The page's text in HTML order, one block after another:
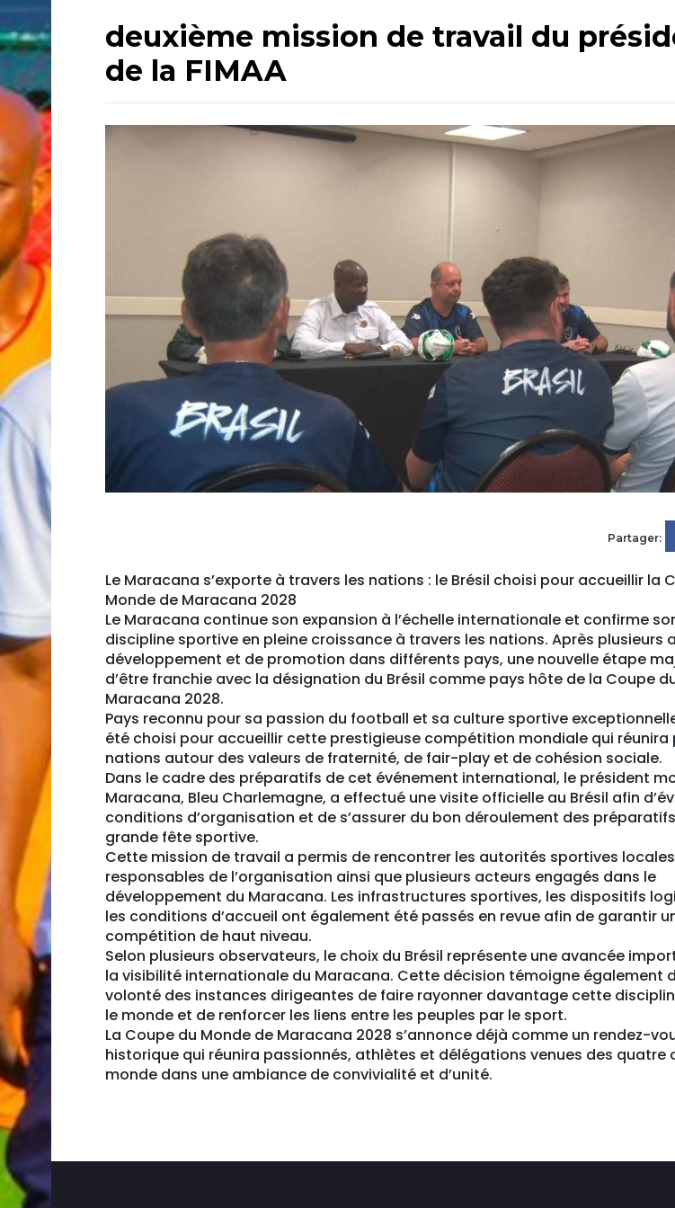
deuxième mission de travail du
de la FIMAA
Partager:
Le Maracana s’exporte à travers les nations : le Brésil choisi pour accueillir la
Monde de Maracana 2028
Le Maracana continue son expansion à l’échelle internationale et confirme
discipline sportive en pleine croissance à travers les nations. Après plusieurs
développement et de promotion dans différents pays, une nouvelle étape
d’être franchie avec la désignation du Brésil comme pays hôte de la Coupe
Maracana 2028.
Pays reconnu pour sa passion du football et sa culture sportive
été choisi pour accueillir cette prestigieuse compétition mondiale qui réunira
nations autour des valeurs de fraternité, de fair-play et de cohésion sociale.
Dans le cadre des préparatifs de cet événement international, le président
Maracana, Bleu Charlemagne, a effectué une visite officielle au Brésil afin
conditions d’organisation et de s’assurer du bon déroulement des
grande fête sportive.
Cette mission de travail a permis de rencontrer les autorités sportives
responsables de l’organisation ainsi que plusieurs acteurs engagés dans le
développement du Maracana. Les infrastructures sportives, les dispositifs
les conditions d’accueil ont également été passés en revue afin de garantir
compétition de haut niveau.
Selon plusieurs observateurs, le choix du Brésil représente une avancée
la visibilité internationale du Maracana. Cette décision témoigne également
volonté des instances dirigeantes de faire rayonner davantage cette
le monde et de renforcer les liens entre les peuples par le sport.
La Coupe du Monde de Maracana 2028 s’annonce déjà comme un rendez-
historique qui réunira passionnés, athlètes et délégations venues des quatre
monde dans une ambiance de convivialité et d’unité.